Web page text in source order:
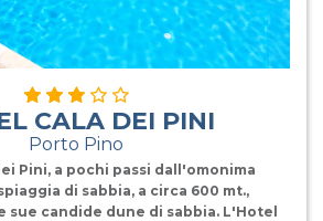
CALA DEI PINI
Porto Pino
Pini, a pochi passi dall'omonima
di sabbia, a circa 600 mt.,
sue candide dune di sabbia. L'Hotel